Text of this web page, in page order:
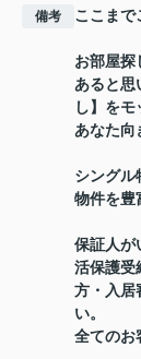
備考 ここまで
お部屋探
あると思
し】を
あなた向
シングル
物件を豊
保証人が
活保護受
方・入居
い。
全てのお